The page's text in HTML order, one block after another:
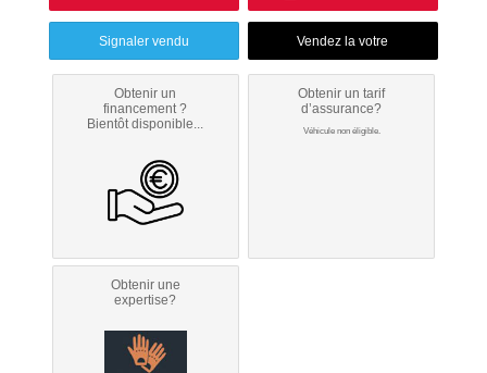
Signaler vendu
Obtenir un
financement ?
Bientôt disponible...
Obtenir un tarif
d’assurance?
Véhicule non éligible.
Obtenir une
expertise?